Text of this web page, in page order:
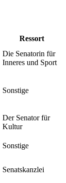
Ressort
Die Senatorin für
Inneres und Sport
Sonstige
Der Senator für
Kultur
Sonstige
Senatskanzlei